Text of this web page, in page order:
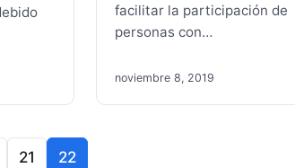
facilitar la participación de
personas con…
noviembre 8, 2019
21 22